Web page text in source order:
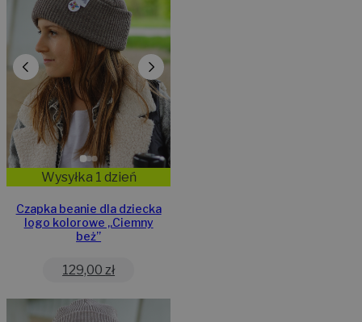
Wysyłka 1 dzień
Czapka beanie dla dziecka
logo kolorowe „Ciemny
beż”
129,00 zł